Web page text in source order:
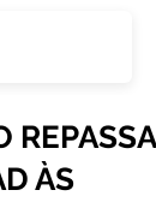
REPASSA
ÀS